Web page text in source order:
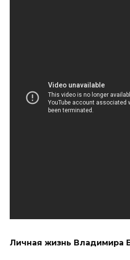
Личная жизнь Владимира